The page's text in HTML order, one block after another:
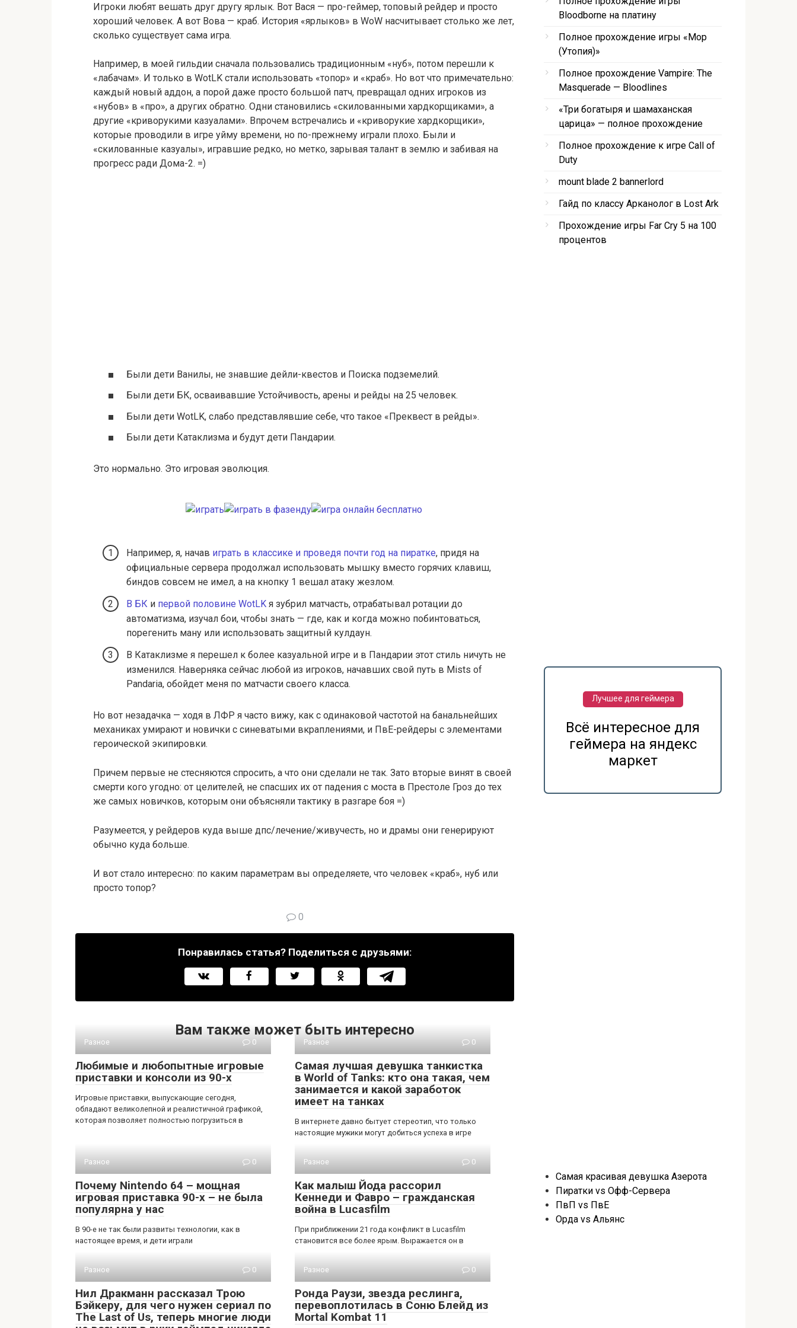
Игроки любят вешать друг другу ярлык. Вот Вася — про-геймер, топовый рейдер и просто
хороший человек. А вот Вова — краб. История «ярлыков» в WoW насчитывает столько же лет,
сколько существует сама игра.
Например, в моей гильдии сначала пользовались традиционным «нуб», потом перешли к
«лабачам». И только в WotLK стали использовать «топор» и «краб». Но вот что примечательно:
каждый новый аддон, а порой даже просто большой патч, превращал одних игроков из
«нубов» в «про», а других обратно. Одни становились «скилованными хардкорщиками», а
другие «криворукими казуалами». Впрочем встречались и «криворукие хардкорщики»,
которые проводили в игре уйму времени, но по-прежнему играли плохо. Были и
«скилованные казуалы», игравшие редко, но метко, зарывая талант в землю и забивая на
прогресс ради Дома-2. =)
Были дети Ванилы, не знавшие дейли-квестов и Поиска подземелий.
Были дети БК, осваивавшие Устойчивость, арены и рейды на 25 человек.
Были дети WotLK, слабо представлявшие себе, что такое «Преквест в рейды».
Были дети Катаклизма и будут дети Пандарии.
Это нормально. Это игровая эволюция.
Например, я, начав играть в классике и проведя почти год на пиратке, придя на
официальные сервера продолжал использовать мышку вместо горячих клавиш,
биндов совсем не имел, а на кнопку 1 вешал атаку жезлом.
В БК и первой половине WotLK я зубрил матчасть, отрабатывал ротации до
автоматизма, изучал бои, чтобы знать — где, как и когда можно побинтоваться,
порегенить ману или использовать защитный кулдаун.
В Катаклизме я перешел к более казуальной игре и в Пандарии этот стиль ничуть не
изменился. Наверняка сейчас любой из игроков, начавших свой путь в Mists of
Pandaria, обойдет меня по матчасти своего класса.
Но вот незадачка — ходя в ЛФР я часто вижу, как с одинаковой частотой на банальнейших
механиках умирают и новички с синеватыми вкраплениями, и ПвЕ-рейдеры с элементами
героической экипировки.
Причем первые не стесняются спросить, а что они сделали не так. Зато вторые винят в своей
смерти кого угодно: от целителей, не спасших их от падения с моста в Престоле Гроз до тех
же самых новичков, которым они объясняли тактику в разгаре боя =)
Разумеется, у рейдеров куда выше дпс/лечение/живучесть, но и драмы они генерируют
обычно куда больше.
И вот стало интересно: по каким параметрам вы определяете, что человек «краб», нуб или
просто топор?
0
Понравилась статья? Поделиться с друзьями:
Вам также может быть интересно
Разное 0
Любимые и любопытные игровые
приставки и консоли из 90-х
Игровые приставки, выпускающие сегодня,
обладают великолепной и реалистичной графикой,
которая позволяет полностью погрузиться в
Разное 0
Самая лучшая девушка танкистка
в World of Tanks: кто она такая, чем
занимается и какой заработок
имеет на танках
В интернете давно бытует стереотип, что только
настоящие мужики могут добиться успеха в игре
Разное 0
Почему Nintendo 64 – мощная
игровая приставка 90-х – не была
популярна у нас
В 90-е не так были развиты технологии, как в
настоящее время, и дети играли
Разное 0
Как малыш Йода рассорил
Кеннеди и Фавро – гражданская
война в Lucasfilm
При приближении 21 года конфликт в Lucasfilm
становится все более ярым. Выражается он в
Разное 0
Нил Дракманн рассказал Трою
Бэйкеру, для чего нужен сериал по
The Last of Us, теперь многие люди
Разное 0
Ронда Раузи, звезда реслинга,
перевоплотилась в Соню Блейд из
Mortal Kombat 11
Bloodborne на платину
Полное прохождение игры «Мор
(Утопия)»
Полное прохождение Vampire: The
Masquerade — Bloodlines
«Три богатыря и шамаханская
царица» — полное прохождение
Полное прохождение к игре Call of
Duty
mount blade 2 bannerlord
Гайд по классу Арканолог в Lost Ark
Прохождение игры Far Cry 5 на 100
процентов
Лучшее для геймера
Всё интересное для
геймера на яндекс
маркет
Самая красивая девушка Азерота
Пиратки vs Офф-Сервера
ПвП vs ПвЕ
Орда vs Альянс